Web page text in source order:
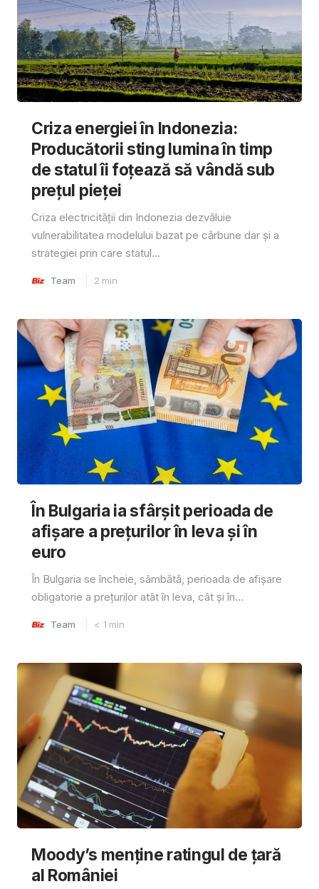
Criza energiei în Indonezia:
Producătorii sting lumina în timp
de statul îi foțează să vândă sub
prețul pieței
Criza electricității din Indonezia dezvăluie
vulnerabilitatea modelului bazat pe cărbune dar și a
strategiei prin care statul...
Team 2 min
În Bulgaria ia sfârşit perioada de
afișare a prețurilor în ​​leva și în
euro
În Bulgaria se încheie, sâmbătă, perioada de afișare
obligatorie a prețurilor atât în ​​leva, cât și în...
Team < 1 min
Moody’s menține ratingul de țară
al României